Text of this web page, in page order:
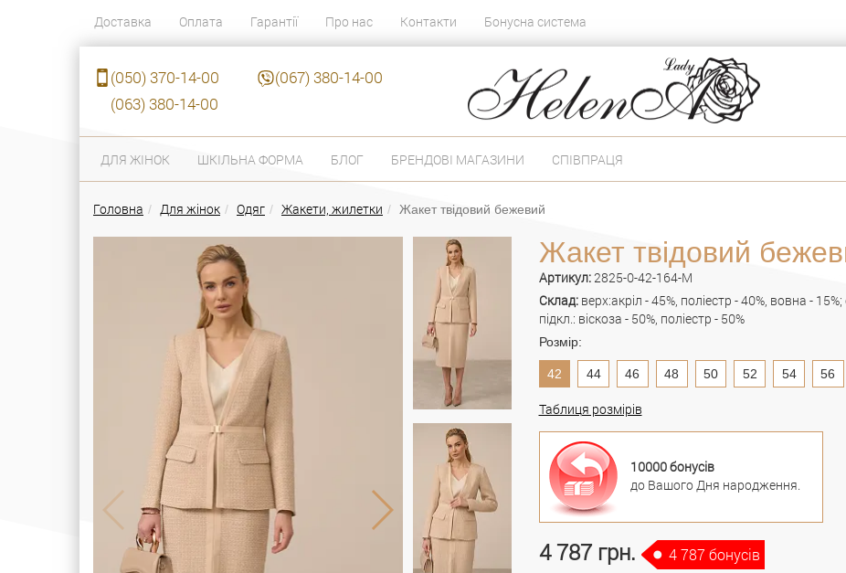
Доставка Оплата Гарантії Про нас Контакти Бонусна система
(050) 370-14-00
(067) 380-14-00
(063) 380-14-00
ДЛЯ ЖІНОК ШКІЛЬНА ФОРМА БЛОГ БРЕНДОВІ МАГАЗИНИ СПІВПРАЦЯ
Головна Для жінок Одяг Жакети, жилетки Жакет твідовий бежевий
Жакет твідовий
Артикул:2825-0-42-164-M
Склад: верх:акріл - 45%, поліестр - 40%, вовна -
підкл.: віскоза - 50%, поліестр - 50%
Розмір:
42 44 46 48 50 52 54 56
Таблиця розмірів
10000 бонусів
до Вашого Дня народження.
4 787 грн. 4 787 бонусів